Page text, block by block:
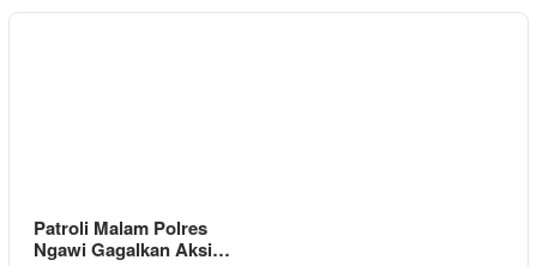
Patroli Malam Polres
Ngawi Gagalkan Aksi…